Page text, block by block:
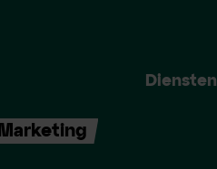
Marketing
Diensten